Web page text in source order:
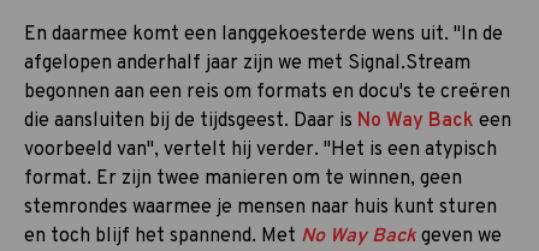
En daarmee komt een langgekoesterde wens uit. "In de
afgelopen anderhalf jaar zijn we met Signal.Stream
begonnen aan een reis om formats en docu's te creëren
die aansluiten bij de tijdsgeest. Daar is No Way Back een
voorbeeld van", vertelt hij verder. "Het is een atypisch
format. Er zijn twee manieren om te winnen, geen
stemrondes waarmee je mensen naar huis kunt sturen
en toch blijf het spannend. Met No Way Back geven we